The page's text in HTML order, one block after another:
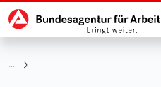
zu den Hauptinhalten springen
Hauptnavigation